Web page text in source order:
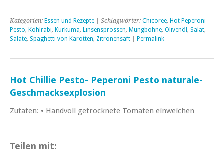
Kategorien: Essen und Rezepte | Schlagwörter: Chicoree, Hot Peperoni
Pesto, Kohlrabi, Kurkuma, Linsensprossen, Mungbohne, Olivenöl , Salat,
Salate, Spaghetti von Karotten, Zitronensaft Permalink
Hot Chillie Pesto- Peperoni Pesto naturale-
Geschmacksexplosion
Zutaten: • Handvoll getrocknete Tomaten einweichen
Teilen mit: